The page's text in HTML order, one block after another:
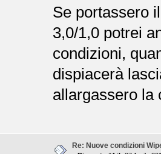
Se portassero
3,0/1,0 potrei
condizioni,
dispiacerà
allargassero la
Re: Nuove condizioni